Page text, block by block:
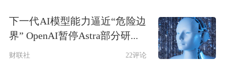
点击查看PDF原文
免责声明：本文基于AI生产，仅供参
下一代AI模型能力逼近“危险边
界” OpenAI暂停Astra部分研...
财联社 22评论